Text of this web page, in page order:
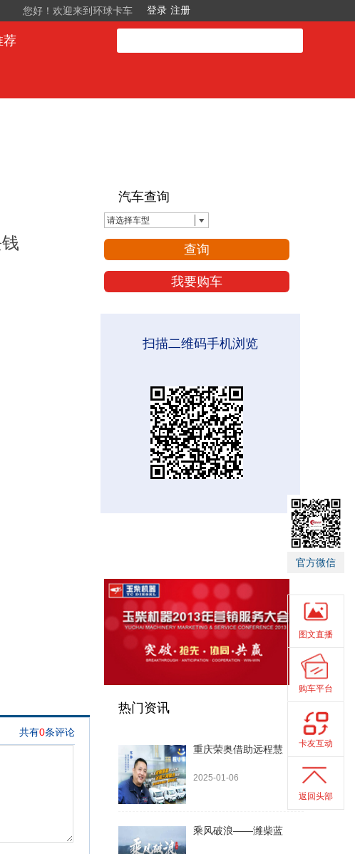
您好！欢迎来到环球卡车
荐
汽车查询
请选择车型
查询
我要购车
扫描二维码手机浏览
热门资讯
重庆荣奥借助远程慧
2025-01-06
乘风破浪——潍柴蓝
官方微信
图文直播
购车平台
卡友互动
返回头部